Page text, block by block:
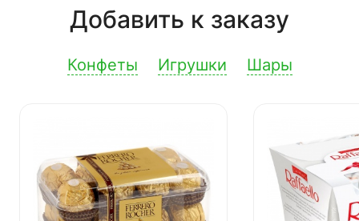
Добавить к заказу
Конфеты Игрушки Шары